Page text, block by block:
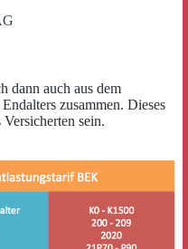
dann auch aus dem
zusammen. Dieses
sein.